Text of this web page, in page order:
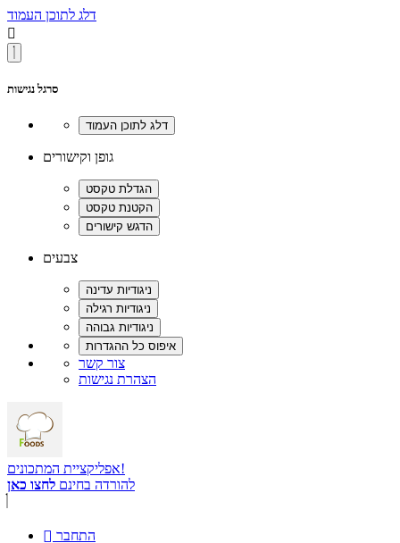
דלג לתוכן העמוד

סרגל נגישות
גופן וקישורים
צבעים
צור קשר
הצהרת נגישות
אפליקציית המתכונים!
להורדה בחינם לחצו כאן
 התחבר